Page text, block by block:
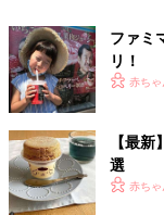
ファミ
リ！
赤ち
【最
選
赤ち